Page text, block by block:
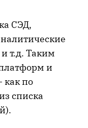
СЭД,
т.д. Таким
и
как по
списка